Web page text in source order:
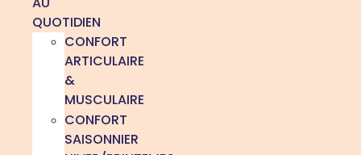
QUOTIDIEN
CONFORT
ARTICULAIRE
&
MUSCULAIRE
CONFORT
SAISONNIER